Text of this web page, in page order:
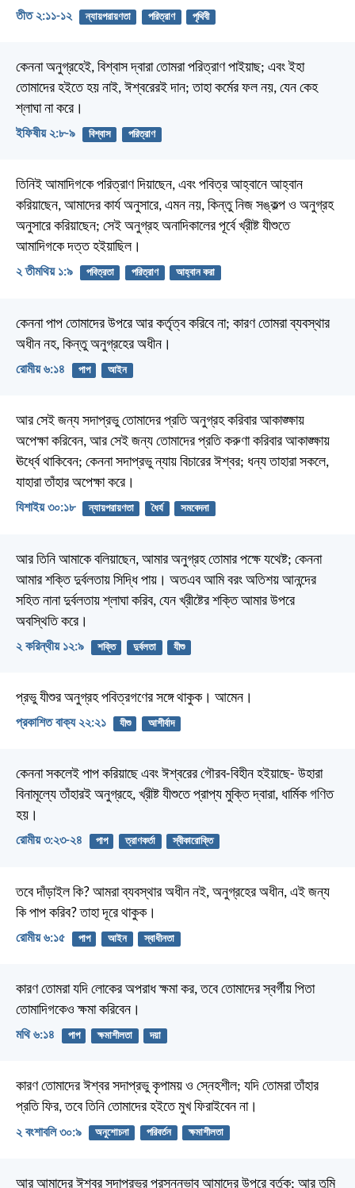
তীত ২:১১-১২ ন্যায়পরায়ণতা পরিত্রাণ পৃথিবী
কেননা অনুগ্রহেই, বিশ্বাস দ্বারা তোমরা পরিত্রাণ পাইয়াছ; এবং ইহা
তোমাদের হইতে হয় নাই, ঈশ্বরেরই দান; তাহা কর্মের ফল নয়, যেন কেহ
শ্লাঘা না করে।
ইফিষীয় ২:৮-৯ বিশ্বাস পরিত্রাণ
তিনিই আমাদিগকে পরিত্রাণ দিয়াছেন, এবং পবিত্র আহ্বানে আহ্বান
করিয়াছেন, আমাদের কার্য অনুসারে, এমন নয়, কিন্তু নিজ সঙ্কল্প ও অনুগ্রহ
অনুসারে করিয়াছেন; সেই অনুগ্রহ অনাদিকালের পূর্বে খ্রীষ্ট যীশুতে
আমাদিগকে দত্ত হইয়াছিল।
২ তীমথিয় ১:৯ পবিত্রতা পরিত্রাণ আহ্বান করা
কেননা পাপ তোমাদের উপরে আর কর্তৃত্ব করিবে না; কারণ তোমরা ব্যবস্থার
অধীন নহ, কিন্তু অনুগ্রহের অধীন।
রোমীয় ৬:১৪ পাপ আইন
আর সেই জন্য সদাপ্রভু তোমাদের প্রতি অনুগ্রহ করিবার আকাঙ্ক্ষায়
অপেক্ষা করিবেন, আর সেই জন্য তোমাদের প্রতি করুণা করিবার আকাঙ্ক্ষায়
ঊর্ধ্বে থাকিবেন; কেননা সদাপ্রভু ন্যায় বিচারের ঈশ্বর; ধন্য তাহারা সকলে,
যাহারা তাঁহার অপেক্ষা করে।
যিশাইয় ৩০:১৮ ন্যায়পরায়ণতা ধৈর্য সমবেদনা
আর তিনি আমাকে বলিয়াছেন, আমার অনুগ্রহ তোমার পক্ষে যথেষ্ট; কেননা
আমার শক্তি দুর্বলতায় সিদ্ধি পায়। অতএব আমি বরং অতিশয় আনন্দের
সহিত নানা দুর্বলতায় শ্লাঘা করিব, যেন খ্রীষ্টের শক্তি আমার উপরে
অবস্থিতি করে।
২ করিন্থীয় ১২:৯ শক্তি দুর্বলতা যীশু
প্রভু যীশুর অনুগ্রহ পবিত্রগণের সঙ্গে থাকুক। আমেন।
প্রকাশিত বাক্য ২২:২১ যীশু আশীর্বাদ
কেননা সকলেই পাপ করিয়াছে এবং ঈশ্বরের গৌরব-বিহীন হইয়াছে- উহারা
বিনামূল্যে তাঁহারই অনুগ্রহে, খ্রীষ্ট যীশুতে প্রাপ্য মুক্তি দ্বারা, ধার্মিক গণিত
হয়।
রোমীয় ৩:২৩-২৪ পাপ ত্রাণকর্তা স্বীকারোক্তি
তবে দাঁড়াইল কি? আমরা ব্যবস্থার অধীন নই, অনুগ্রহের অধীন, এই জন্য
কি পাপ করিব? তাহা দূরে থাকুক।
রোমীয় ৬:১৫ পাপ আইন স্বাধীনতা
কারণ তোমরা যদি লোকের অপরাধ ক্ষমা কর, তবে তোমাদের স্বর্গীয় পিতা
তোমাদিগকেও ক্ষমা করিবেন।
মথি ৬:১৪ পাপ ক্ষমাশীলতা দয়া
কারণ তোমাদের ঈশ্বর সদাপ্রভু কৃপাময় ও স্নেহশীল; যদি তোমরা তাঁহার
প্রতি ফির, তবে তিনি তোমাদের হইতে মুখ ফিরাইবেন না।
২ বংশাবলি ৩০:৯ অনুশোচনা পরিবর্তন ক্ষমাশীলতা
আর আমাদের ঈশ্বর সদাপ্রভুর প্রসন্নভাব আমাদের উপরে বর্তুক; আর তুমি